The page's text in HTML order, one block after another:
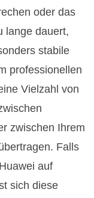
oder das
lange dauert,
stabile
professionellen
Vielzahl von
zwischen Ihrem
Falls
auf
sich diese